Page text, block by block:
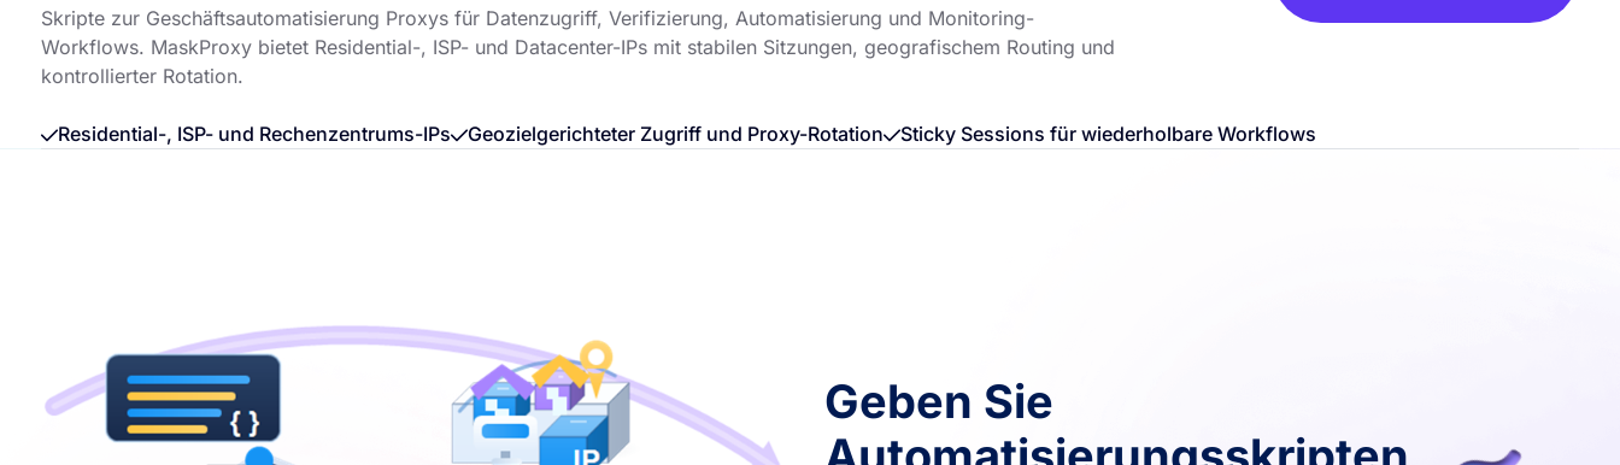
Skripte zur Geschäftsautomatisierung Proxys für Datenzugriff, Verifizierung, Automatisierung und Monitoring-
Workflows. MaskProxy bietet Residential-, ISP- und Datacenter-IPs mit stabilen Sitzungen, geografischem Routing und
kontrollierter Rotation.
Residential-, ISP- und Rechenzentrums-IPs Geozielgerichteter Zugriff und Proxy-Rotation Sticky Sessions für wiederholbare Workflows
Geben Sie